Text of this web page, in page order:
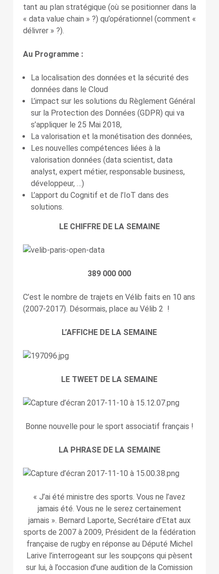
tant au plan stratégique (où se positionner dans la
« data value chain » ?) qu’opérationnel (comment «
délivrer » ?).
Au Programme :
La localisation des données et la sécurité des
données dans le Cloud
L’impact sur les solutions du Règlement Général
sur la Protection des Données (GDPR) qui va
s’appliquer le 25 Mai 2018,
La valorisation et la monétisation des données,
Les nouvelles compétences liées à la
valorisation données (data scientist, data
analyst, expert métier, responsable business,
développeur, …)
L’apport du Cognitif et de l’IoT dans des
solutions.
LE CHIFFRE DE LA SEMAINE
389 000 000
C’est le nombre de trajets en Vélib faits en 10 ans
(2007-2017). Désormais, place au Vélib 2 !
L’AFFICHE DE LA SEMAINE
LE TWEET DE LA SEMAINE
Bonne nouvelle pour le sport associatif français !
LA PHRASE DE LA SEMAINE
« J’ai été ministre des sports. Vous ne l’avez
jamais été. Vous ne le serez certainement
jamais ». Bernard Laporte, Secrétaire d’Etat aux
sports de 2007 à 2009, Président de la fédération
française de rugby en réponse au Député Michel
Larive l’interrogeant sur les soupçons qui pèsent
sur lui, à l’occasion d’une audition de la Comission